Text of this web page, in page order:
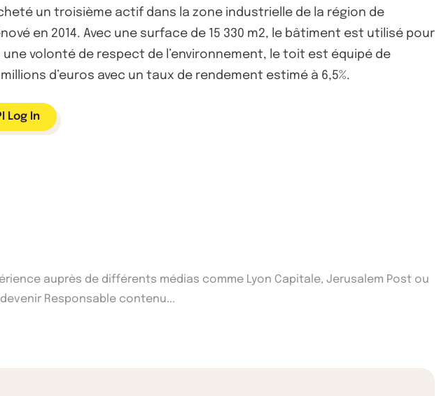
un troisième actif dans la zone industrielle de la région de
en 2014. Avec une surface de 15 330 m2, le bâtiment est utilisé pour
volonté de respect de l’environnement, le toit est équipé de
d’euros avec un taux de rendement estimé à 6,5%.
Log In
auprès de différents médias comme Lyon Capitale, Jerusalem Post ou
Responsable contenu...